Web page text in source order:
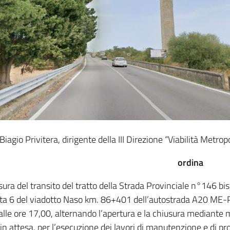
Privitera, dirigente della III Direzione “Viabilità
ordina
del transito del tratto della Strada Provinciale n°146
6 del viadotto Naso km. 86+401 dell’autostrada A20
ore 17,00, alternando l’apertura e la chiusura mediante
attesa, per l’esecuzione dei lavori di manutenzione e di